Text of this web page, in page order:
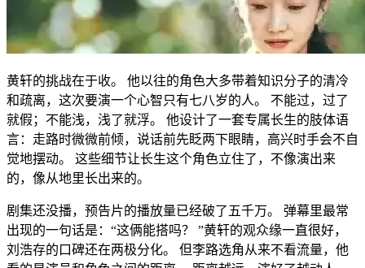
黄轩的挑战在于收。 他以往的角色大多带着知识分子的清冷
和疏离，这次要演一个心智只有七八岁的人。 不能过，过了
就假；不能浅，浅了就浮。 他设计了一套专属长生的肢体语
言：走路时微微前倾，说话前先眨两下眼睛，高兴时手会不自
觉地摆动。 这些细节让长生这个角色立住了，不像演出来
的，像从地里长出来的。
剧集还没播，预告片的播放量已经破了五千万。 弹幕里最常
出现的一句话是：“这俩能搭吗？ ”黄轩的观众缘一直很好，
刘浩存的口碑还在两极分化。 但李路选角从来不看流量，他